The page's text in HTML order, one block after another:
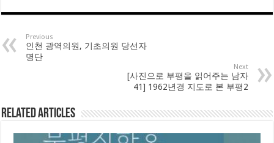
Previous
인천 광역의원, 기초의원 당선자
명단
Next
[사진으로 부평을 읽어주는 남자
41] 1962년경 지도로 본 부평2
Related Articles